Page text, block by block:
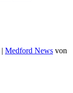
| Medford News von